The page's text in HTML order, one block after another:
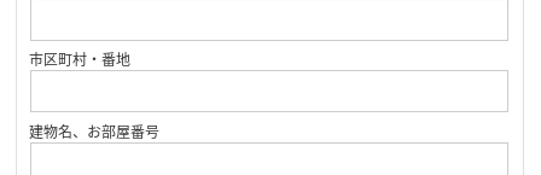
市区町村・番地
建物名、お部屋番号